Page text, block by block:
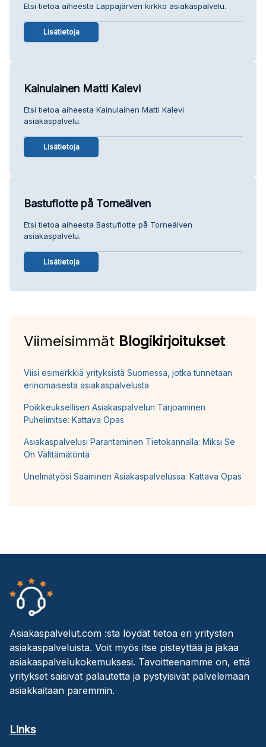
Etsi tietoa aiheesta Lappajärven kirkko asiakaspalvelu.
Lisätietoja
Kainulainen Matti Kalevi
Etsi tietoa aiheesta Kainulainen Matti Kalevi
asiakaspalvelu.
Lisätietoja
Bastuflotte på Torneälven
Etsi tietoa aiheesta Bastuflotte på Torneälven
asiakaspalvelu.
Lisätietoja
Viimeisimmät Blogikirjoitukset
Viisi esimerkkiä yrityksistä Suomessa, jotka tunnetaan
erinomaisesta asiakaspalvelusta
Poikkeuksellisen Asiakaspalvelun Tarjoaminen
Puhelimitse: Kattava Opas
Asiakaspalvelusi Parantaminen Tietokannalla: Miksi Se
On Välttämätöntä
Unelmatyösi Saaminen Asiakaspalvelussa: Kattava Opas
Asiakaspalvelut.com :sta löydät tietoa eri yritysten
asiakaspalveluista. Voit myös itse pisteyttää ja jakaa
asiakaspalvelukokemuksesi. Tavoitteenamme on, että
yritykset saisivat palautetta ja pystyisivät palvelemaan
asiakkaitaan paremmin.
Links